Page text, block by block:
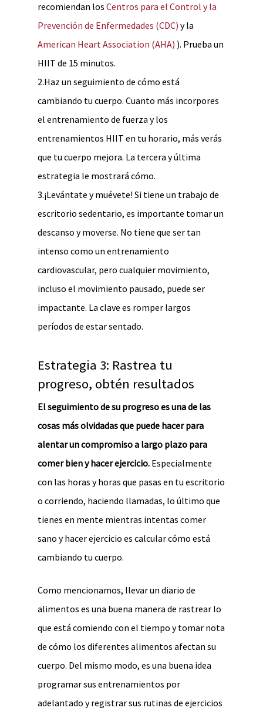
recomiendan los Centros para el Control y la
Prevención de Enfermedades (CDC) y la
American Heart Association (AHA) ). Prueba un
HIIT de 15 minutos.
2.Haz un seguimiento de cómo está
cambiando tu cuerpo. Cuanto más incorpores
el entrenamiento de fuerza y los
entrenamientos HIIT en tu horario, más verás
que tu cuerpo mejora. La tercera y última
estrategia le mostrará cómo.
3.¡Levántate y muévete! Si tiene un trabajo de
escritorio sedentario, es importante tomar un
descanso y moverse. No tiene que ser tan
intenso como un entrenamiento
cardiovascular, pero cualquier movimiento,
incluso el movimiento pausado, puede ser
impactante. La clave es romper largos
períodos de estar sentado.
Estrategia 3: Rastrea tu
progreso, obtén resultados
El seguimiento de su progreso es una de las
cosas más olvidadas que puede hacer para
alentar un compromiso a largo plazo para
comer bien y hacer ejercicio. Especialmente
con las horas y horas que pasas en tu escritorio
o corriendo, haciendo llamadas, lo último que
tienes en mente mientras intentas comer
sano y hacer ejercicio es calcular cómo está
cambiando tu cuerpo.
Como mencionamos, llevar un diario de
alimentos es una buena manera de rastrear lo
que está comiendo con el tiempo y tomar nota
de cómo los diferentes alimentos afectan su
cuerpo. Del mismo modo, es una buena idea
programar sus entrenamientos por
adelantado y registrar sus rutinas de ejercicios